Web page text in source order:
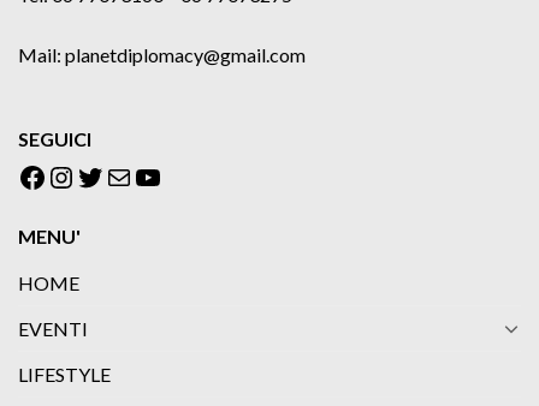
Mail: planetdiplomacy@gmail.com
SEGUICI
Facebook
Instagram
Twitter
EmailYouTube
MENU'
HOME
EVENTI
LIFESTYLE